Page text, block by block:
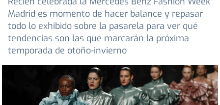
Madrid es momento de hacer balance y repasar
todo lo exhibido sobre la pasarela para ver qué
tendencias son las que marcarán la próxima
temporada de otoño-invierno